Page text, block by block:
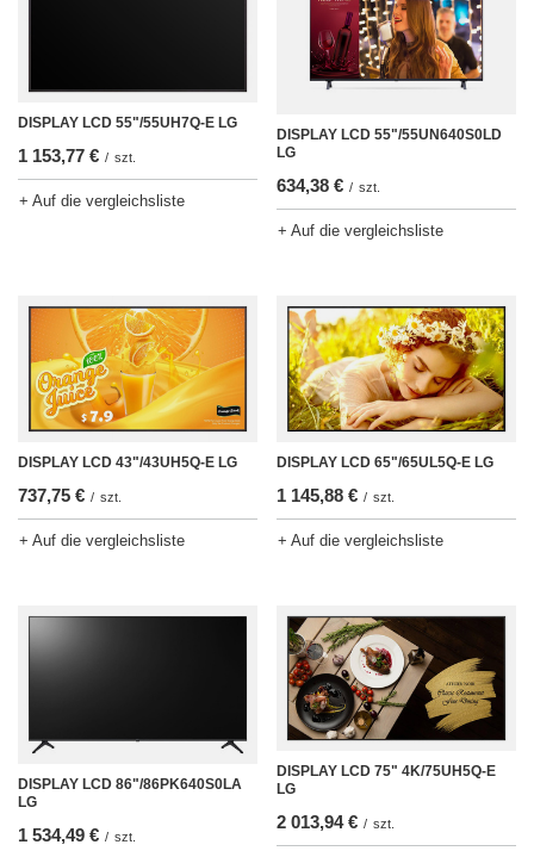
DISPLAY LCD 55"/55UH7Q-E LG
1 153,77 € / szt.
+ Auf die vergleichsliste
DISPLAY LCD 55"/55UN640S0LD
LG
634,38 € / szt.
+ Auf die vergleichsliste
DISPLAY LCD 43"/43UH5Q-E LG
737,75 € / szt.
+ Auf die vergleichsliste
DISPLAY LCD 65"/65UL5Q-E LG
1 145,88 € / szt.
+ Auf die vergleichsliste
DISPLAY LCD 86"/86PK640S0LA
LG
1 534,49 € / szt.
DISPLAY LCD 75" 4K/75UH5Q-E
LG
2 013,94 € / szt.